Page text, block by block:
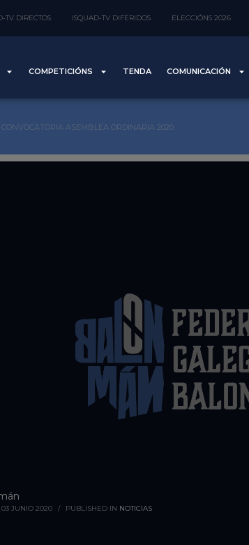
TV DIRECTOS ISQUAD-TV DIFERIDOS ELECCIÓNS 2026
COMPETICIÓNS TENDA COMUNICACIÓN
CONVOCATORIA ASEMBLEA ORDINARIA 2020
03 JUNIO 2020 / PUBLISHED IN NOTICIAS